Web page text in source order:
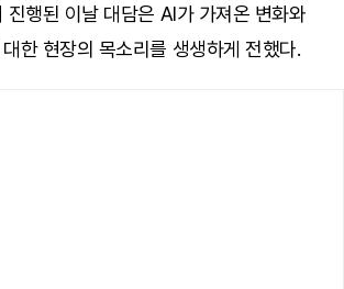
진행된 이날 대담은 AI가 가져온 변화와
한 현장의 목소리를 생생하게 전했다.